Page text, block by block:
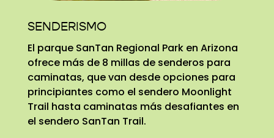
SENDERISMO
El parque SanTan Regional Park en Arizona
ofrece más de 8 millas de senderos para
caminatas, que van desde opciones para
principiantes como el sendero Moonlight
Trail hasta caminatas más desafiantes en
el sendero SanTan Trail.